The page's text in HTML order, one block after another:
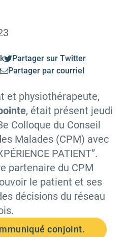
Partager sur Twitter
Partager par courriel
et physiothérapeute,
, était présent jeudi
Colloque du Conseil
Malades (CPM) avec
PATIENT”.
partenaire du CPM
le patient et ses
décisions du réseau
conjoint.